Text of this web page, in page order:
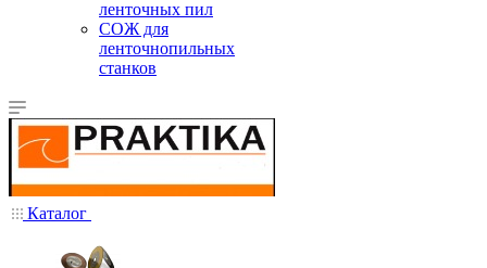
ленточных пил
СОЖ для
ленточнопильных
станков
Каталог